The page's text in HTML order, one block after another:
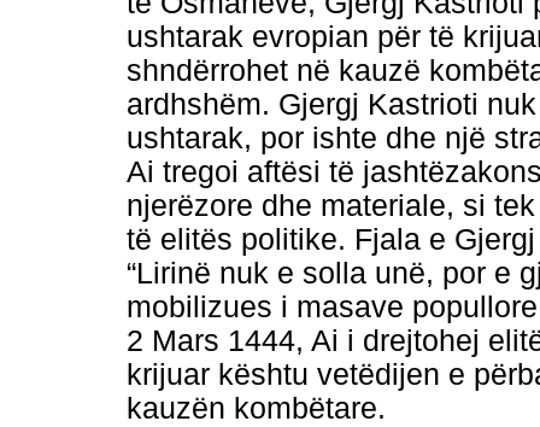
ushtarak evropian për të
shndërrohet në kauzë
ardhshëm. Gjergj Kastrioti
ushtarak, por ishte dhe një
Ai tregoi aftësi të
njerëzore dhe materiale, si
të elitës politike. Fjala e
“Lirinë nuk e solla unë, por e
mobilizues i masave
2 Mars 1444, Ai i drejtohej
krijuar kështu vetëdijen e
kauzën kombëtare.